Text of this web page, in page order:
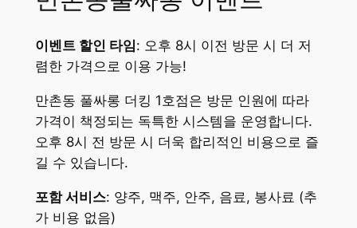
이벤트 할인 타임: 오후 8시 이전 방문 시 더 저
렴한 가격으로 이용 가능!
만촌동 풀싸롱 더킹 1호점은 방문 인원에 따라
가격이 책정되는 독특한 시스템을 운영합니다.
오후 8시 전 방문 시 더욱 합리적인 비용으로 즐
길 수 있습니다.
포함 서비스: 양주, 맥주, 안주, 음료, 봉사료 (추
가 비용 없음)